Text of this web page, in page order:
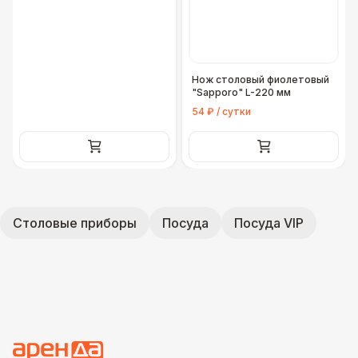
Нож столовый фиолетовый
"Sapporo" L-220 мм
54 ₽ / сутки
Столовые приборы Посуда Посуда VIP